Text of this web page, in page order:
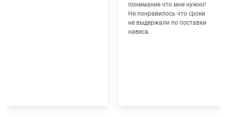
понимание что мне нужно!
Не понравилось что сроки
не выдержали по поставки
навеса.